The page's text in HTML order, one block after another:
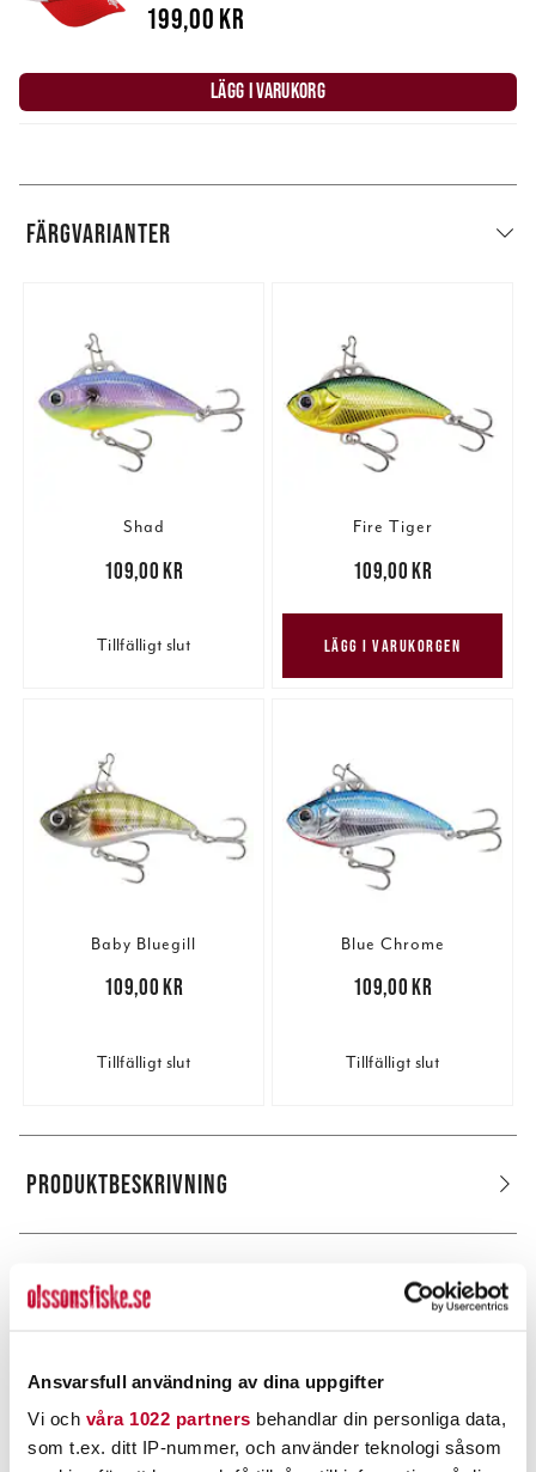
Ansvarsfull användning av dina uppgifter
Vi och våra 1022 partners behandlar din personliga data,
som t.ex. ditt IP-nummer, och använder teknologi såsom
199,00 kr
LÄGG I VARUKORG
FÄRGVARIANTER
Shad
109,00 kr
109,00 kr
Tillfälligt slut
Fire Tiger
109,00 kr
109,00 kr
LÄGG I VARUKORGEN
Baby Bluegill
109,00 kr
109,00 kr
Tillfälligt slut
Blue Chrome
109,00 kr
109,00 kr
Tillfälligt slut
PRODUKTBESKRIVNING